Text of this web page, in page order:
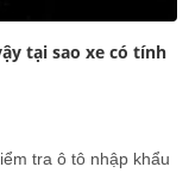
tại sao xe có tính
tra ô tô nhập khẩu